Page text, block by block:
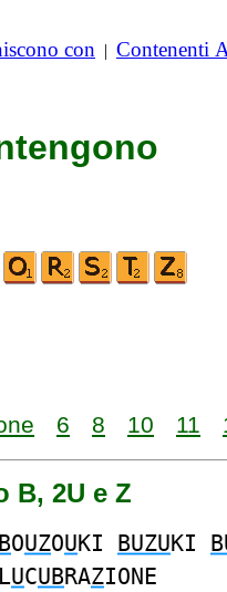
con | Contenenti
6 8 10 11
B, 2U e Z
BOUZOUKI BUZUKI
UCUBRAZIONE